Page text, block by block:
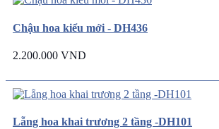
Chậu hoa kiểu mới - DH436
2.200.000 VND
Lẵng hoa khai trương 2 tầng -DH101